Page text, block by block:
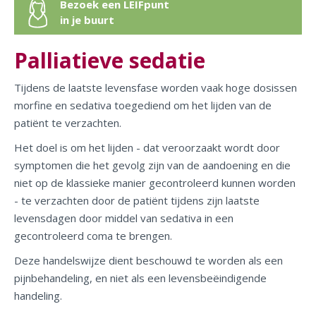
Bezoek een LEIFpunt
in je buurt
Palliatieve sedatie
Tijdens de laatste levensfase worden vaak hoge dosissen
morfine en sedativa toegediend om het lijden van de
patiënt te verzachten.
Het doel is om het lijden - dat veroorzaakt wordt door
symptomen die het gevolg zijn van de aandoening en die
niet op de klassieke manier gecontroleerd kunnen worden
- te verzachten door de patiënt tijdens zijn laatste
levensdagen door middel van sedativa in een
gecontroleerd coma te brengen.
Deze handelswijze dient beschouwd te worden als een
pijnbehandeling, en niet als een levensbeëindigende
handeling.